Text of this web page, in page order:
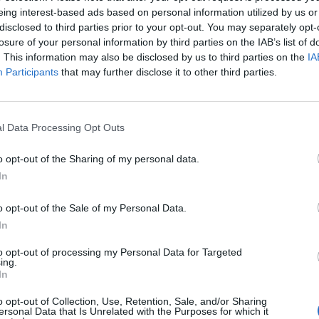
interest-based ads based on personal information utilized by us
to third parties prior to your opt-out. You may separately
of your personal information by third parties on the IAB’s list of
This information may also be disclosed by us to third parties on the
Participants that may further disclose it to other third parties.
Data Processing Opt Outs
opt-out of the Sharing of my personal data.
opt-out of the Sale of my Personal Data.
opt-out of processing my Personal Data for Targeted
opt-out of Collection, Use, Retention, Sale, and/or Sharing
Data that Is Unrelated with the Purposes for which it
vodnega parka, ki obisk ustrezno evidentira.
navodila reševalcev in osebja.
k varni uporabi vodnega parka ter k obiskom v
urah.
uporaba rešilnega jopiča pa predstavlja
parka ne smejo uporabljati.